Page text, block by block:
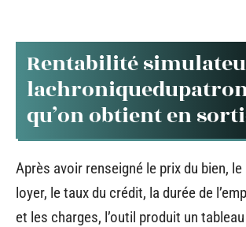
Rentabilité
qu’on obtient en
Après avoir renseigné le prix du bien,
loyer, le taux du crédit, la durée de
et les charges, l’outil produit un